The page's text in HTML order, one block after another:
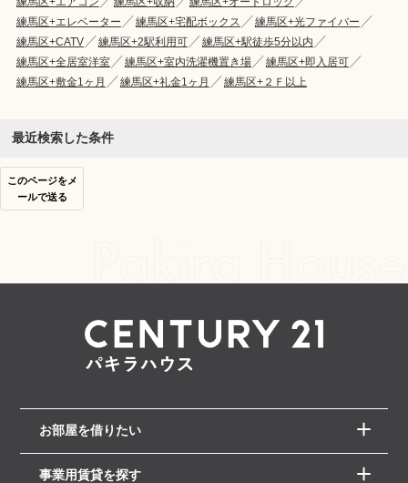
練馬区+エレベーター
練馬区+宅配ボックス
練馬区+光ファイバー
練馬区+CATV
練馬区+2駅利用可
練馬区+駅徒歩5分以内
練馬区+全居室洋室
練馬区+室内洗濯機置き場
練馬区+即入居可
練馬区+敷金1ヶ月
練馬区+礼金1ヶ月 練馬区+２Ｆ以上
最近検索した条件
このページをメ
ールで送る
お部屋を借りたい
事業用賃貸を探す